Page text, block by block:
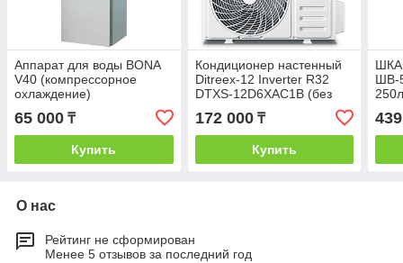
Аппарат для воды BONA
V40 (компрессорное
охлаждение)
65 000 ₸
Купить
Кондиционер настенный
Ditreex-12 Inverter R32
DTXS-12D6XAC1B (без
соединительной
инсталляции)
172 000₸
Купить
ШВ-
О нас
Рейтинг не сформирован
Менее 5 отзывов за последний год